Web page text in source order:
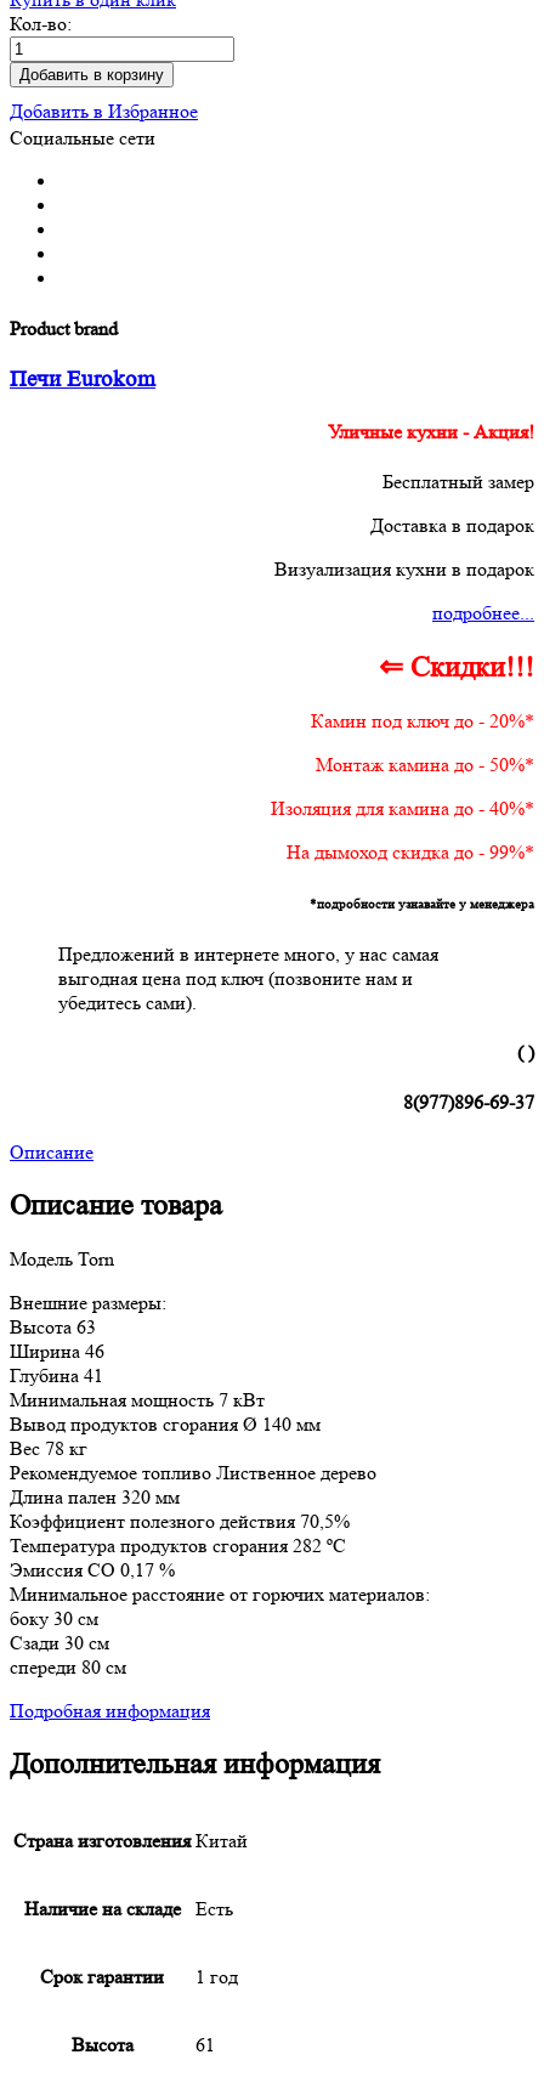
Кол-во:
Добавить в корзину
Добавить в Избранное
Социальные сети
Product brand
Печи Eurokom
Уличные кухни - Акция!
Бесплатный замер
Доставка в подарок
Визуализация кухни в подарок
подробнее...
⇐ Скидки!!!
Камин под ключ до - 20%*
Монтаж камина до - 50%*
Изоляция для камина до - 40%*
На дымоход скидка до - 99%*
*подробности узнавайте у менеджера
Предложений в интернете много, у нас самая
выгодная цена под ключ (позвоните нам и
убедитесь сами).
( )
8(977)896-69-37
Описание
Описание товара
Moдель Torn
Внешние размеры:
Высота 63
Ширина 46
Глубина 41
Минимальная мощность 7 кВт
Вывод продуктов сгорания Ø 140 мм
Вес 78 кг
Рекомендуемое топливо Лиственное дерево
Длина пален 320 мм
Коэффициент полезного действия 70,5%
Температура продуктов сгорания 282 ºC
Эмиссия CO 0,17 %
Минимальное расстояние от горючих материалов:
боку 30 cм
Сзади 30 cм
спереди 80 cм
Подробная информация
Дополнительная информация
Страна изготовления Китай
Наличие на складе Есть
Срок гарантии 1 год
Высота 61